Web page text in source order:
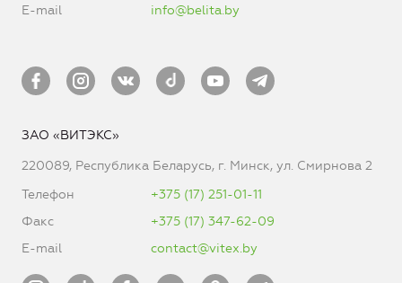
E-mail
info@belita.by
ЗАО «ВИТЭКС»
220089, Республика Беларусь, г. Минск, ул. Смирнова 2
Телефон
+375 (17) 251-01-11
Факс
+375 (17) 347-62-09
E-mail
contact@vitex.by